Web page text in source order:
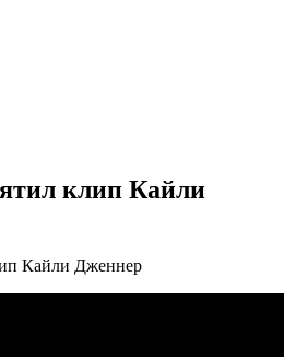
клип Кайли